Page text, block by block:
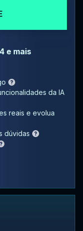
e mais
da IA
reais e evolua
dúvidas